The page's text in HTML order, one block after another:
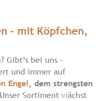
– mit Köpfchen,
Gibt’s bei uns –
und immer auf
Engel, dem strengsten
Sortiment wächst